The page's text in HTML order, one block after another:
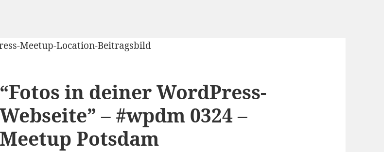
“Fotos in deiner WordPress-
Webseite” – #wpdm 0324 –
Meetup Potsdam